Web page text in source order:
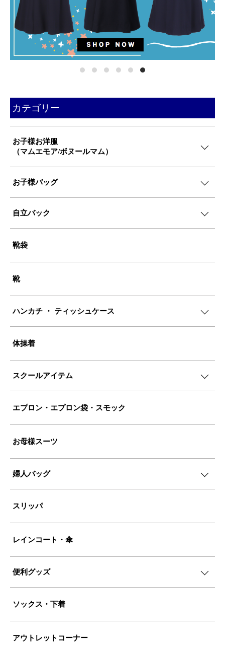
カテゴリー
お子様お洋服
（マムエモア/ボヌールマム）
お子様バッグ
自立バック
靴袋
靴
ハンカチ ・ ティッシュケース
体操着
スクールアイテム
エプロン・エプロン袋・スモック
お母様スーツ
婦人バッグ
スリッパ
レインコート・傘
便利グッズ
ソックス・下着
アウトレットコーナー